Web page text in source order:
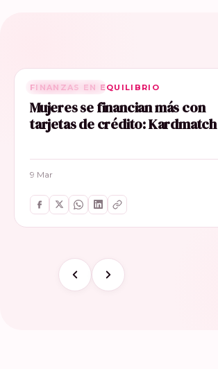
RELACIONADA
FINANZAS EN EQUILIBRIO
Mujeres se financian más con
tarjetas de crédito: Kardmatch
9 Mar